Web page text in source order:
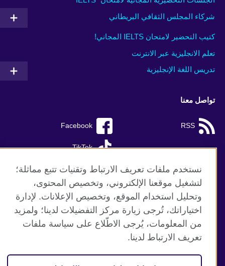
شركاء المجلس الثقافي البريطاني
كتيب التحضير لامتحان IELTS المجاني!
تعلم الانجليزية عبر الانترنت
تدريس اللغة الإنجليزية
تواصل معنا
Facebook RSS
TikTok
موقع المجلس الثقافي البريطاني العالمي
الخصوصية وشروط الاستخدام
ملفات تعريف الإرتباط
خارطة الموقع
نستخدم ملفات تعريف الارتباط وتقنيات تتبع مماثلة؛
لتشغيل موقعنا الإلكتروني، وتخصيص المحتوى،
وتحليل استخدام الموقع، وتخصيص الإعلانات. لإدارة
اختياراتك، تُرجى زيارة مركز التفضيلات لدينا؛ ولمزيد
من المعلومات، يُرجى الاطّلاع على سياسة ملفات
تعريف الارتباط لدينا.